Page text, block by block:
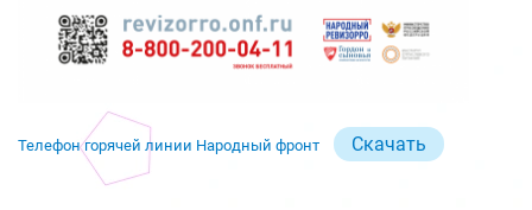
Телефон горячей линии Народный фронт Скачать